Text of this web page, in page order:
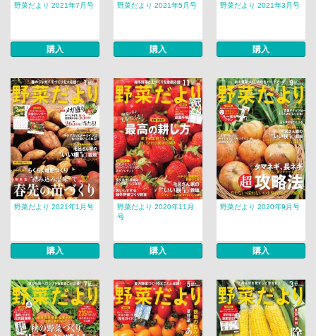
野菜だより 2021年7月号
購入
野菜だより 2021年5月号
購入
野菜だより 2021年3月号
購入
野菜だより 2021年1月号
購入
野菜だより 2020年11月
号
購入
野菜だより 2020年9月号
購入